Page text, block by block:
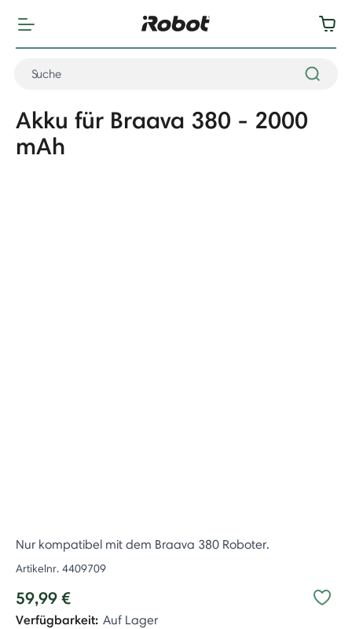
Akku für Braava 380 - 2000
mAh
Nur kompatibel mit dem Braava 380 Roboter.
Artikelnr. 4409709
59,99 €
Verfügbarkeit: Auf Lager